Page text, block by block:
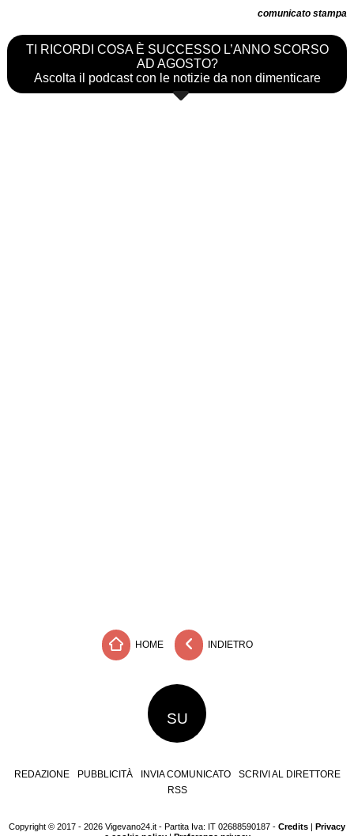
comunicato stampa
TI RICORDI COSA È SUCCESSO L’ANNO SCORSO
AD AGOSTO?
Ascolta il podcast con le notizie da non dimenticare
HOME INDIETRO
SU
REDAZIONE PUBBLICITÀ INVIA COMUNICATO
SCRIVI AL DIRETTORE
RSS
Copyright © 2017 - 2026 Vigevano24.it - Partita Iva: IT 02688590187 - Credits
Privacy